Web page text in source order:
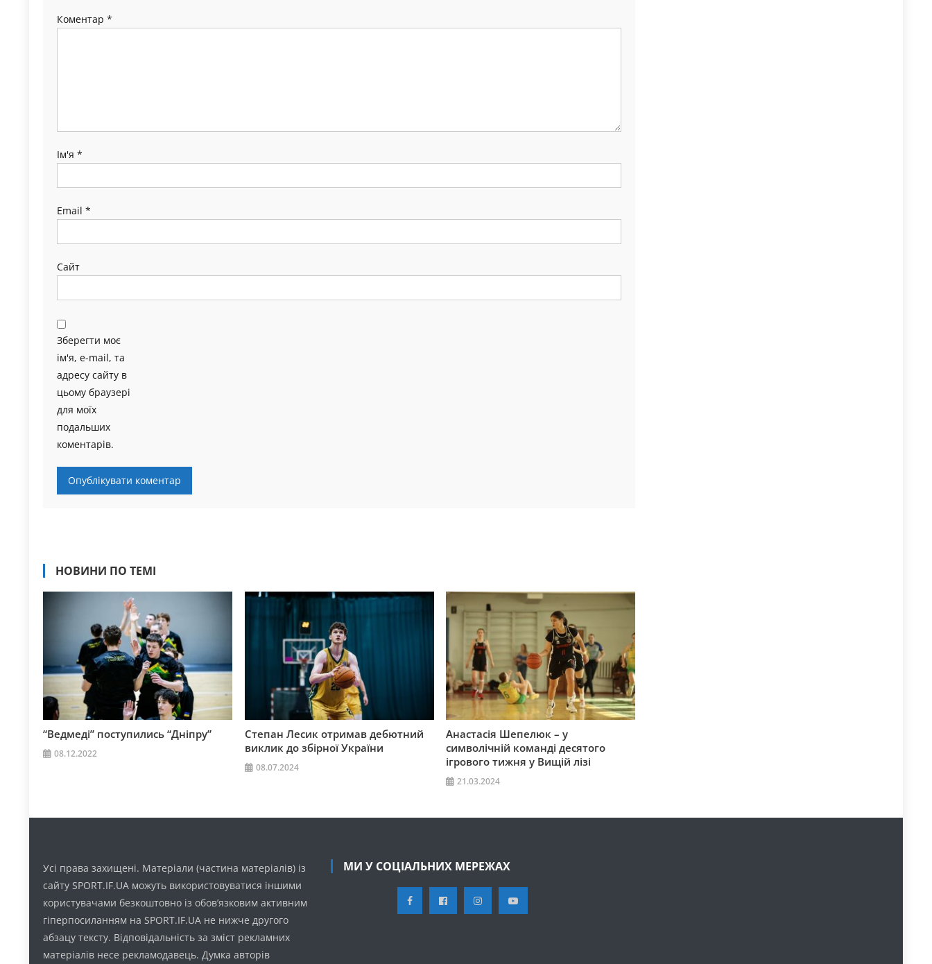
Коментар *
Ім'я *
Email *
Сайт
Зберегти моє
ім'я, e-mail, та
адресу сайту в
цьому браузері
для моїх
подальших
коментарів.
НОВИНИ ПО ТЕМІ
“Ведмеді” поступились “Дніпру”
08.12.2022
Степан Лесик отримав дебютний
виклик до збірної України
08.07.2024
Анастасія Шепелюк – у
символічній команді десятого
ігрового тижня у Вищій лізі
21.03.2024
Усі права захищені. Матеріали (частина матеріалів) із
сайту SPORT.IF.UA можуть використовуватися іншими
користувачами безкоштовно із обов’язковим активним
гіперпосиланням на SPORT.IF.UA не нижче другого
абзацу тексту. Відповідальність за зміст рекламних
матеріалів несе рекламодавець. Думка авторів
МИ У СОЦІАЛЬНИХ МЕРЕЖАХ